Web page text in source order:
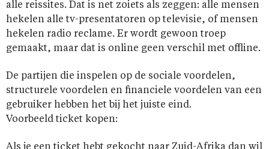
alle reissites. Dat is net zoiets als zeggen: alle mensen
hekelen alle tv-presentatoren op televisie, of mensen
hekelen radio reclame. Er wordt gewoon troep
gemaakt, maar dat is online geen verschil met offline.
De partijen die inspelen op de sociale voordelen,
structurele voordelen en financiele voordelen van een
gebruiker hebben het bij het juiste eind.
Voorbeeld ticket kopen: